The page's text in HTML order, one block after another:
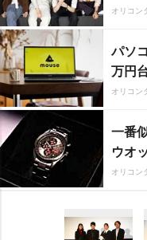
オリコン
パソ
万円
オリコン
一番
ウオ
オリコン